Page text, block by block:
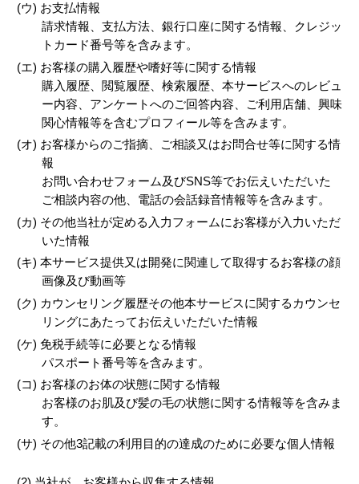
(ウ) お支払情報
請求情報、支払方法、銀行口座に関する情報、クレジッ
トカード番号等を含みます。
(エ) お客様の購入履歴や嗜好等に関する情報
購入履歴、閲覧履歴、検索履歴、本サービスへのレビュ
ー内容、アンケートへのご回答内容、ご利用店舗、興味
関心情報等を含むプロフィール等を含みます。
(オ) お客様からのご指摘、ご相談又はお問合せ等に関する情
報
お問い合わせフォーム及びSNS等でお伝えいただいた
ご相談内容の他、電話の会話録音情報等を含みます。
(カ) その他当社が定める入力フォームにお客様が入力いただ
いた情報
(キ) 本サービス提供又は開発に関連して取得するお客様の顔
画像及び動画等
(ク) カウンセリング履歴その他本サービスに関するカウンセ
リングにあたってお伝えいただいた情報
(ケ) 免税手続等に必要となる情報
パスポート番号等を含みます。
(コ) お客様のお体の状態に関する情報
お客様のお肌及び髪の毛の状態に関する情報等を含みま
す。
(サ) その他3記載の利用目的の達成のために必要な個人情報